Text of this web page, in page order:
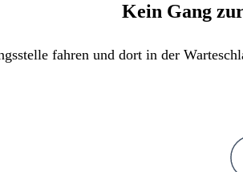
Kein Gang
fahren und dort in der